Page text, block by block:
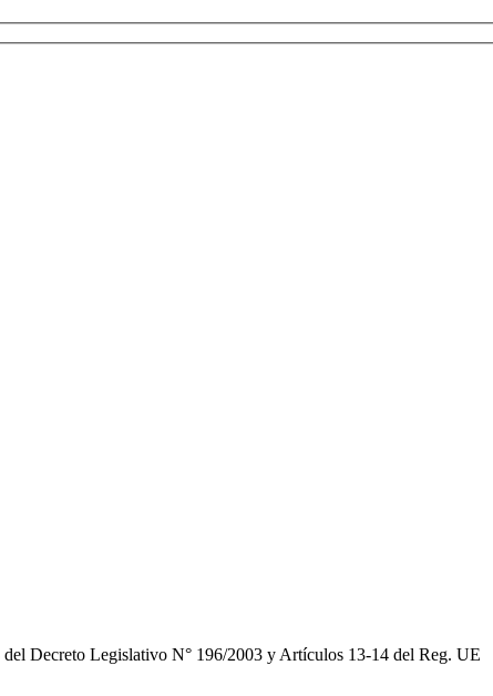
Decreto Legislativo N° 196/2003 y Artículos 13-14 del Reg. UE